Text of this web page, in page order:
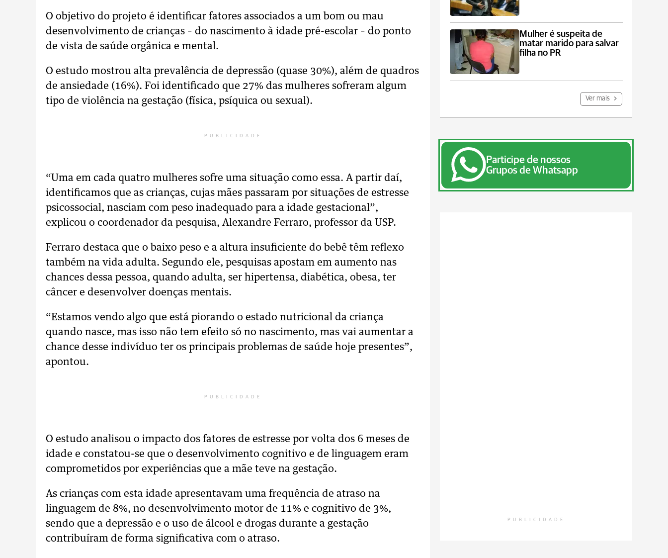
O objetivo do projeto é identificar fatores associados a um bom ou mau
desenvolvimento de crianças – do nascimento à idade pré-escolar – do ponto
de vista de saúde orgânica e mental.
O estudo mostrou alta prevalência de depressão (quase 30%), além de quadros
de ansiedade (16%). Foi identificado que 27% das mulheres sofreram algum
tipo de violência na gestação (física, psíquica ou sexual).
PUBLICIDADE
“Uma em cada quatro mulheres sofre uma situação como essa. A partir daí,
identificamos que as crianças, cujas mães passaram por situações de estresse
psicossocial, nasciam com peso inadequado para a idade gestacional”,
explicou o coordenador da pesquisa, Alexandre Ferraro, professor da USP.
Ferraro destaca que o baixo peso e a altura insuficiente do bebê têm reflexo
também na vida adulta. Segundo ele, pesquisas apostam em aumento nas
chances dessa pessoa, quando adulta, ser hipertensa, diabética, obesa, ter
câncer e desenvolver doenças mentais.
“Estamos vendo algo que está piorando o estado nutricional da criança
quando nasce, mas isso não tem efeito só no nascimento, mas vai aumentar a
chance desse indivíduo ter os principais problemas de saúde hoje presentes”,
apontou.
PUBLICIDADE
O estudo analisou o impacto dos fatores de estresse por volta dos 6 meses de
idade e constatou-se que o desenvolvimento cognitivo e de linguagem eram
comprometidos por experiências que a mãe teve na gestação.
As crianças com esta idade apresentavam uma frequência de atraso na
linguagem de 8%, no desenvolvimento motor de 11% e cognitivo de 3%,
sendo que a depressão e o uso de álcool e drogas durante a gestação
contribuíram de forma significativa com o atraso.
Mulher é suspeita de
matar marido para salvar
filha no PR
Ver mais
Participe de nossos
Grupos de Whatsapp
PUBLICIDADE